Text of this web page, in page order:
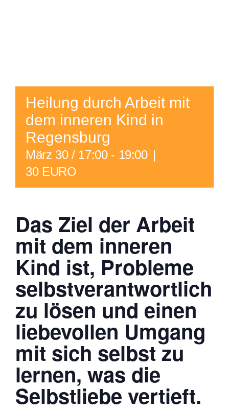
Heilung durch Arbeit mit
dem inneren Kind in
Regensburg
März 30 / 17:00- 19:00 |
30 EURO
Das Ziel der Arbeit
mit dem inneren
Kind ist, Probleme
selbstverantwortlich
zu lösen und einen
liebevollen Umgang
mit sich selbst zu
lernen, was die
Selbstliebe vertieft.